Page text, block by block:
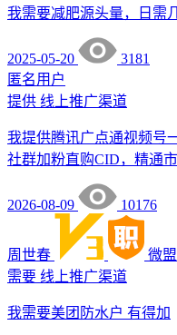
我需要减肥源头量，日需
2025-05-20
3181
匿名用户
提供 线上推广渠道
我提供腾讯广点通视频号
社群加粉直购CID，精通
2026-08-09 10176
周世春 微盟
需要 线上推广渠道
我需要美团防水户 有得加